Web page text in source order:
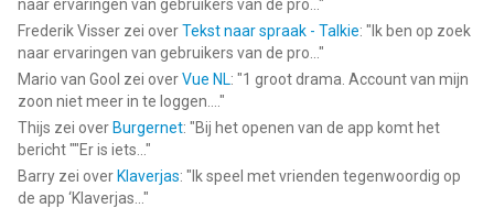
naar ervaringen van gebruikers van de pro... "
Frederik Visser zei overTekst naar spraak - Talkie: " Ik ben op zoek
naar ervaringen van gebruikers van de pro... "
Mario van Gool zei overVue NL: "1 groot drama. Account van mijn
zoon niet meer in te loggen.... "
Thijs zei over Burgernet: "Bij het openen van de app komt het
bericht ""Er is iets... "
Barry zei over Klaverjas: " Ik speel met vrienden tegenwoordig op
de app ‘Klaverjas... "